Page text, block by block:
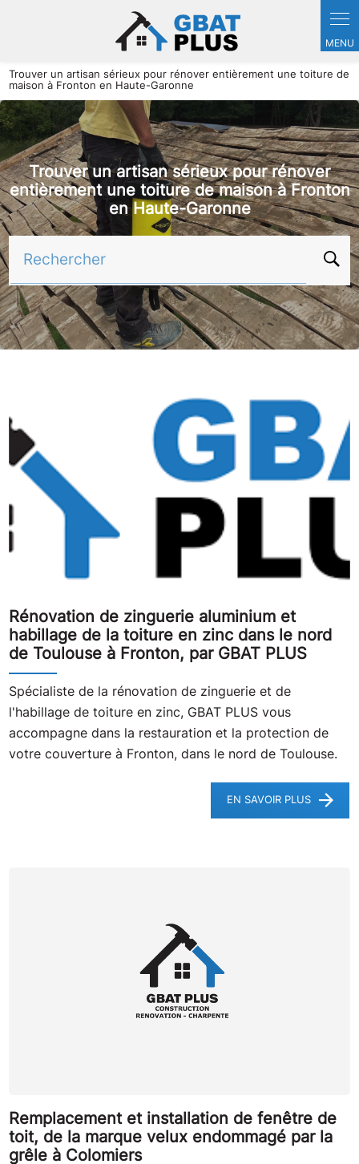
Trouver un artisan sérieux pour rénover entièrement une toiture de
maison à Fronton en Haute-Garonne
Trouver un artisan sérieux pour rénover
entièrement une toiture de maison à Fronton
en Haute-Garonne
Rechercher
Rénovation de zinguerie aluminium et
habillage de la toiture en zinc dans le nord
de Toulouse à Fronton, par GBAT PLUS
Spécialiste de la rénovation de zinguerie et de
l'habillage de toiture en zinc, GBAT PLUS vous
accompagne dans la restauration et la protection de
votre couverture à Fronton, dans le nord de Toulouse.
EN SAVOIR PLUS
Remplacement et installation de fenêtre de
toit, de la marque velux endommagé par la
grêle à Colomiers